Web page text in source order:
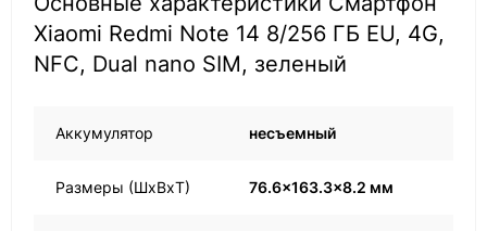
Xiaomi Redmi Note 14 8/256 ГБ EU, 4G,
NFС, Dual nano SIM, зеленый
Аккумулятор несъемный
Размеры (ШxВxТ) 76.6x163.3x8.2 мм